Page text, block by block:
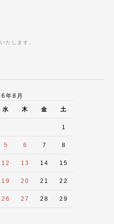
たします。
年8月
水 木 金 土
1
5 6 7 8
12 13 14 15
19 20 21 22
26 27 28 29